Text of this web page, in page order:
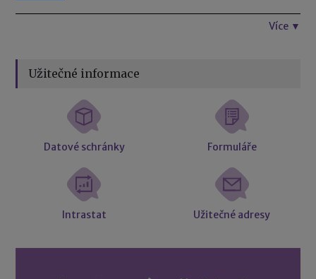
Více ▼
Užitečné informace
Datové schránky Formuláře
Intrastat Užitečné adresy